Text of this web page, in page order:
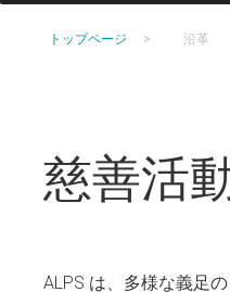
トップページ > 沿革
慈善活
ALPS は、多様な義足